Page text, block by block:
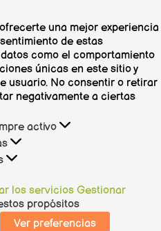
una mejor experiencia
de estas
como el comportamiento
únicas en este sitio y
usuario. No consentir o retirar
negativamente a ciertas
activo
los servicios Gestionar
propósitos
Ver preferencias